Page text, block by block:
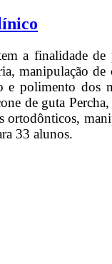
a finalidade de
manipulação
e polimento
de guta
ortodônticos,
33 alunos.